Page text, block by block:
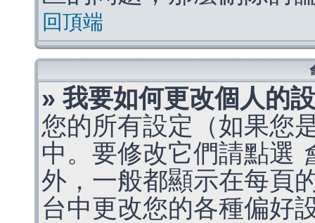
回頂端
» 我要如何更改個人的
您的所有設定（如果您
中。要修改它們請點選
外，一般都顯示在每頁
台中更改您的各種偏好